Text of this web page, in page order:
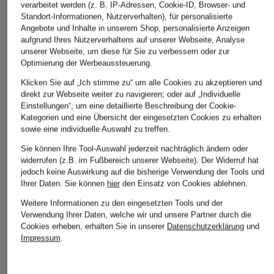
verarbeitet werden (z. B. IP-Adressen, Cookie-ID, Browser- und
Standort-Informationen, Nutzerverhalten), für personalisierte
Angebote und Inhalte in unserem Shop, personalisierte Anzeigen
aufgrund Ihres Nutzerverhaltens auf unserer Webseite, Analyse
unserer Webseite, um diese für Sie zu verbessern oder zur
Optimierung der Werbeaussteuerung.
Klicken Sie auf „Ich stimme zu“ um alle Cookies zu akzeptieren und
direkt zur Webseite weiter zu navigieren; oder auf „Individuelle
Einstellungen“, um eine detaillierte Beschreibung der Cookie-
Kategorien und eine Übersicht der eingesetzten Cookies zu erhalten
sowie eine individuelle Auswahl zu treffen.
Sie können Ihre Tool-Auswahl jederzeit nachträglich ändern oder
widerrufen (z.B. im Fußbereich unserer Webseite). Der Widerruf hat
jedoch keine Auswirkung auf die bisherige Verwendung der Tools und
Ihrer Daten. Sie können hierden Einsatz von Cookies ablehnen.
Weitere Informationen zu den eingesetzten Tools und der
Verwendung Ihrer Daten, welche wir und unsere Partner durch die
Cookies erheben, erhalten Sie in unserer Datenschutzerklärungund
Impressum.